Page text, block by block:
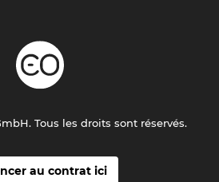
au contrat ici
Tous les droits sont réservés.